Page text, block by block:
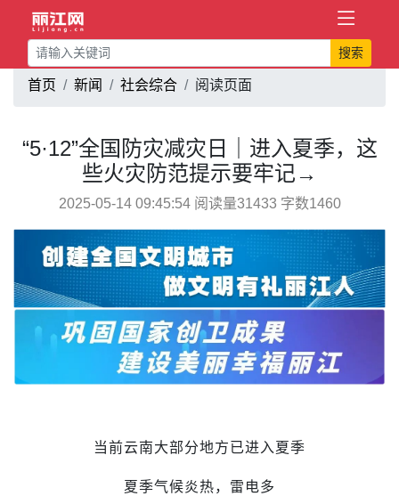
搜索
首页 新闻 社会综合 阅读页面
“5·12”全国防灾减灾日｜进入夏季，这
些火灾防范提示要牢记→
2025-05-14 09:45:54 阅读量31433 字数1460
当前云南大部分地方已进入夏季
夏季气候炎热，雷电多